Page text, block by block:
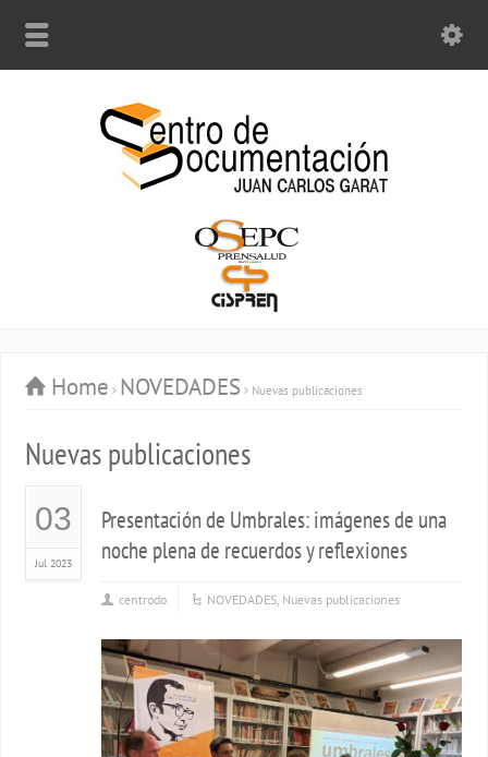
Home NOVEDADES Nuevas publicaciones
Nuevas publicaciones
03
Jul 2023
Presentación de Umbrales: imágenes de una
noche plena de recuerdos y reflexiones
centrodo NOVEDADES, Nuevas publicaciones